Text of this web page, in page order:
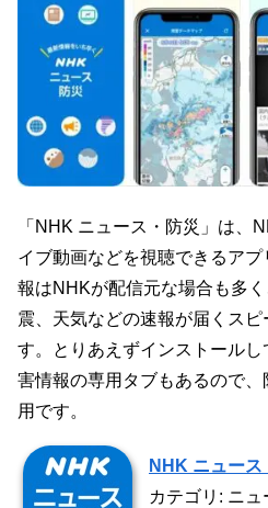
「NHK ニュース・防災」は、
イブ動画などを視聴できるア
報はNHKが配信元な場合も多
震、天気などの速報が届くス
す。とりあえずインストール
害情報の専用タブもあるので
用です。
NHK ニュース
カテゴリ: ニュ